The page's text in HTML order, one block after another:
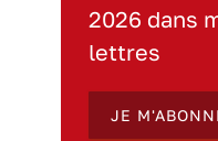
2026 dans
lettres
JE